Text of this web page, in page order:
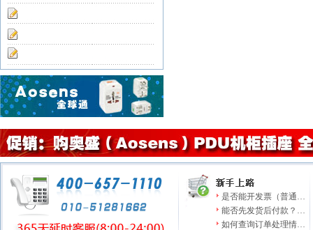
是否能开发票（普通…
能否先发货后付款？…
如何查询订单处理情…